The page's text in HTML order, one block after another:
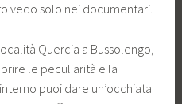
vedo solo nei documentari.
Quercia a Bussolengo,
le peculiarità e la
puoi dare un’occhiata